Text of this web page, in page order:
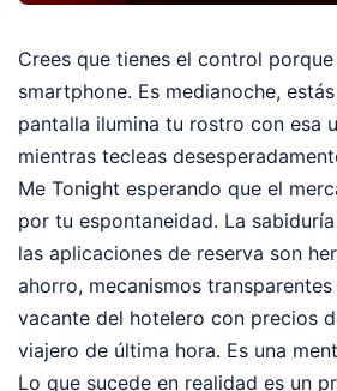
Crees que tienes el control
smartphone. Es medianoche,
pantalla ilumina tu rostro con esa
mientras tecleas
Me Tonight esperando que el
por tu espontaneidad. La
las aplicaciones de reserva son
ahorro, mecanismos
vacante del hotelero con precios
viajero de última hora. Es una
Lo que sucede en realidad es un